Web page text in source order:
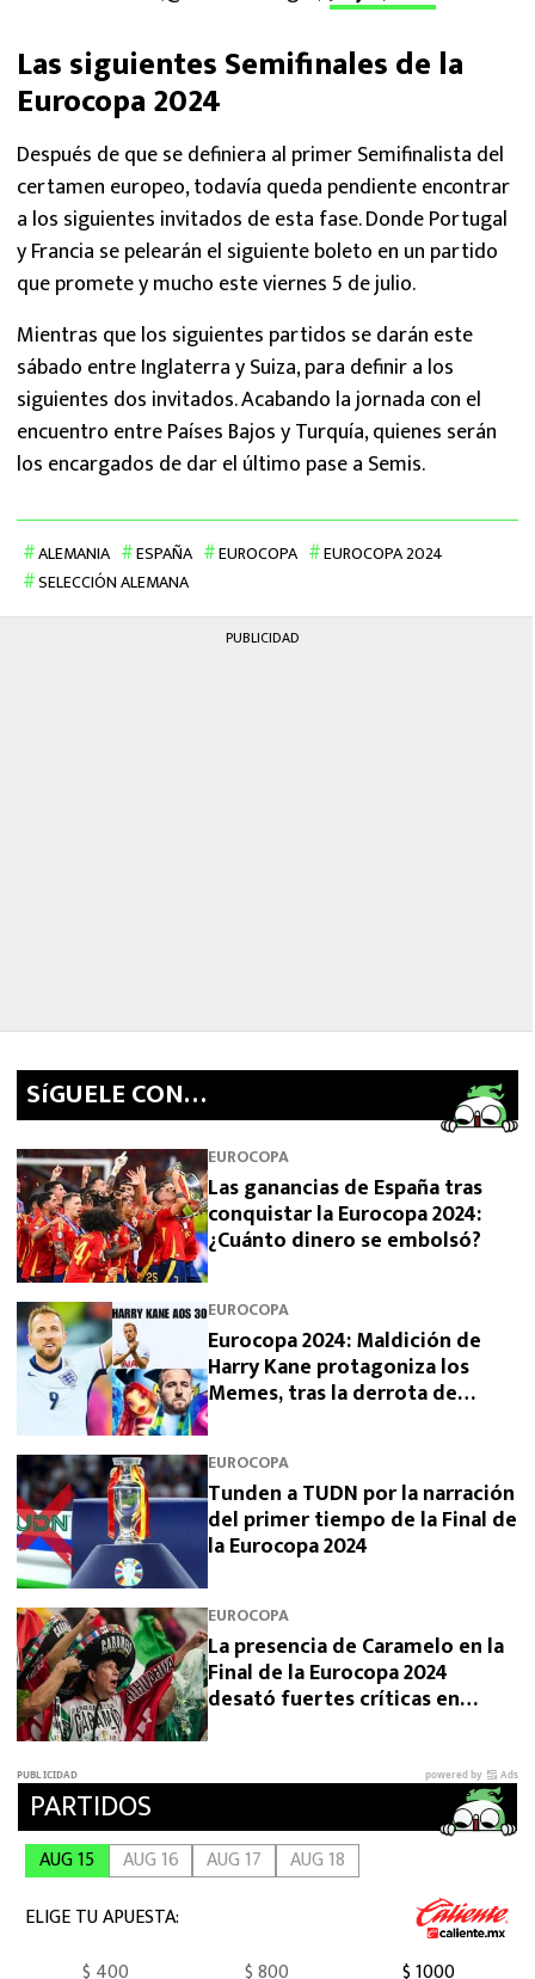
Las siguientes Semifinales de la
Eurocopa 2024
Después de que se definiera al primer Semifinalista del
certamen europeo, todavía queda pendiente encontrar
a los siguientes invitados de esta fase. Donde Portugal
y Francia se pelearán el siguiente boleto en un partido
que promete y mucho este viernes 5 de julio.
Mientras que los siguientes partidos se darán este
sábado entre Inglaterra y Suiza, para definir a los
siguientes dos invitados. Acabando la jornada con el
encuentro entre Países Bajos y Turquía, quienes serán
los encargados de dar el último pase a Semis.
ALEMANIA ESPAÑA EUROCOPA
EUROCOPA 2024
SELECCIÓN ALEMANA
PUBLICIDAD
SíGUELE CON…
EUROCOPA
Las ganancias de España tras
conquistar la Eurocopa 2024:
¿Cuánto dinero se embolsó?
EUROCOPA
Eurocopa 2024: Maldición de
Harry Kane protagoniza los
Memes, tras la derrota de
EUROCOPA
Tunden a TUDN por la narración
del primer tiempo de la Final de
la Eurocopa 2024
EUROCOPA
La presencia de Caramelo en la
Final de la Eurocopa 2024
desató fuertes críticas en